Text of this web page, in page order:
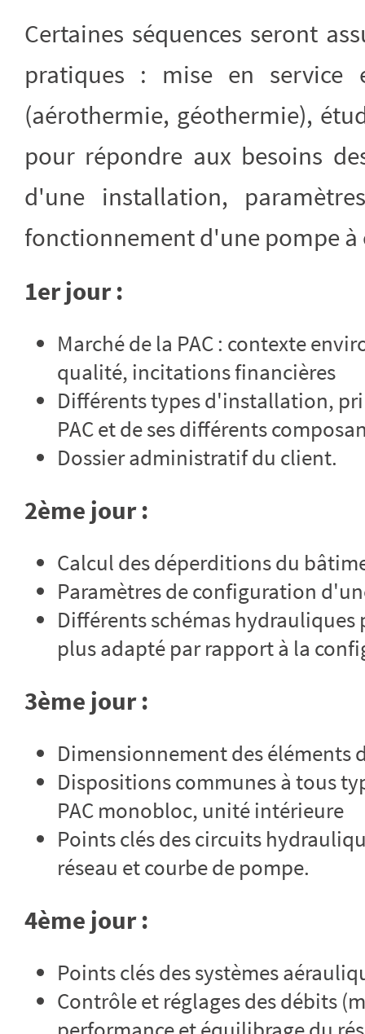
Certaines séquences seront
pratiques : mise en service
(aérothermie, géothermie),
pour répondre aux besoins
d'une installation,
fonctionnement d'une pompe à
1er jour :
Marché de la PAC : contexte
qualité, incitations financières
Différents types d'installation,
PAC et de ses différents
Dossier administratif du client.
2ème jour :
Calcul des déperditions du
Paramètres de configuration
Différents schémas hydrauliques
plus adapté par rapport à la
3ème jour :
Dimensionnement des éléments
Dispositions communes à tous
PAC monobloc, unité intérieure
Points clés des circuits
réseau et courbe de pompe.
4ème jour :
Points clés des systèmes
Contrôle et réglages des débits